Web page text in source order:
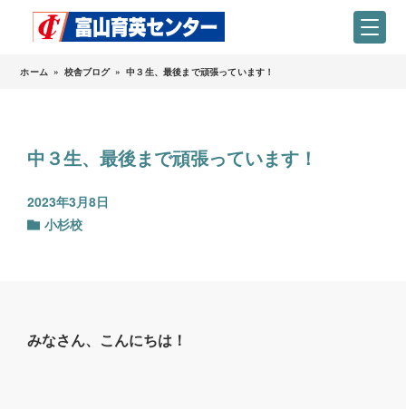
ホーム » 校舎ブログ » 中３生、最後まで頑張っています！
中３生、最後まで頑張っています！
2023年3月8日
小杉校
みなさん、こんにちは！